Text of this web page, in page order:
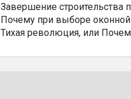
Завершение строительства
Почему при выборе
Тихая революция, или